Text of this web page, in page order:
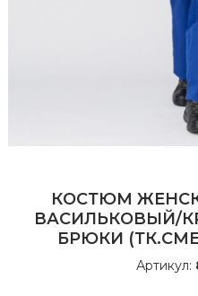
КОСТЮМ
ВАСИЛЬКОВЫЙ/
БРЮКИ
Артикул: